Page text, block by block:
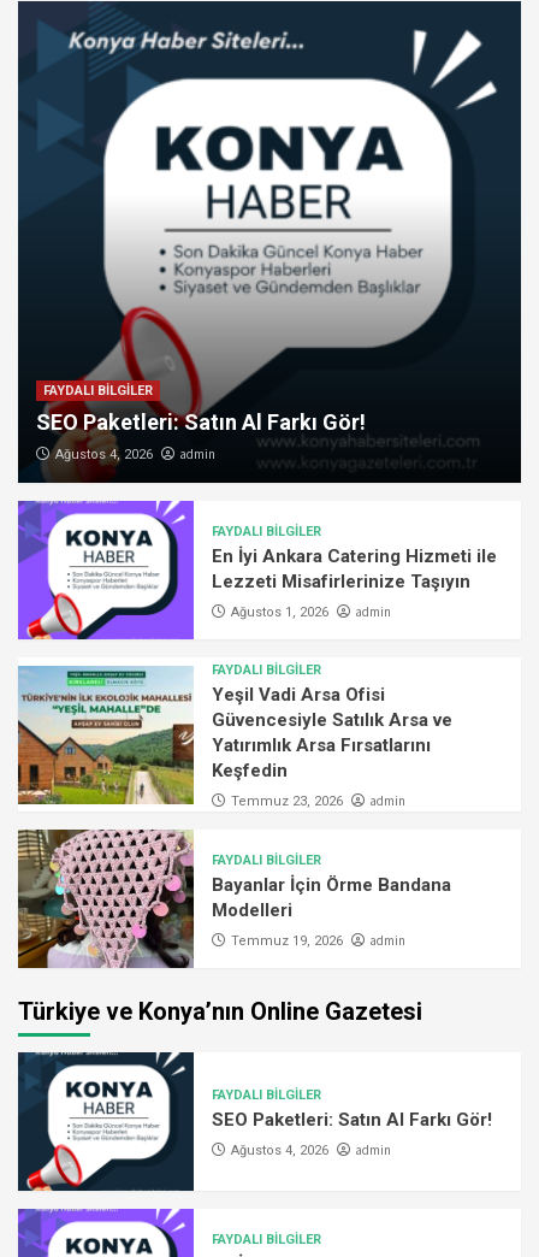
FAYDALI BİLGİLER
SEO Paketleri: Satın Al Farkı Gör!
Ağustos 4, 2026 admin
FAYDALI BİLGİLER
En İyi Ankara Catering Hizmeti ile
Lezzeti Misafirlerinize Taşıyın
Ağustos 1, 2026 admin
FAYDALI BİLGİLER
Yeşil Vadi Arsa Ofisi
Güvencesiyle Satılık Arsa ve
Yatırımlık Arsa Fırsatlarını
Keşfedin
Temmuz 23, 2026 admin
FAYDALI BİLGİLER
Bayanlar İçin Örme Bandana
Modelleri
Temmuz 19, 2026 admin
Türkiye ve Konya’nın Online Gazetesi
FAYDALI BİLGİLER
SEO Paketleri: Satın Al Farkı Gör!
Ağustos 4, 2026 admin
FAYDALI BİLGİLER